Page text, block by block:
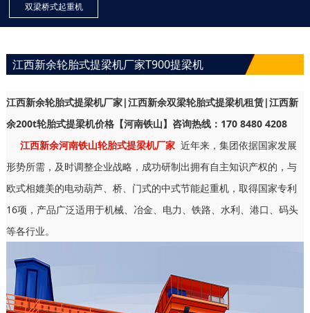
双梁桥式起重机
江西新余轮胎式提梁机厂家T900提梁机
江西新余轮胎式提梁机厂家|江西新余双梁轮胎式提梁机租赁|江西新
余200t轮胎式提梁机价格【河南铁山】咨询热线：170 8480 4208
江西新余河南铁山轮胎式提梁机厂家 近年来，集团依据国家发展
形势所需，及时调整企业战略，成功研制出拥有自主知识产权的，与
欧式相媲美的电动葫芦、桥、门式的中式节能起重机，取得国家专利
16项，产品广泛适用于机械、冶金、电力、铁路、水利、港口、码头
等各行业。